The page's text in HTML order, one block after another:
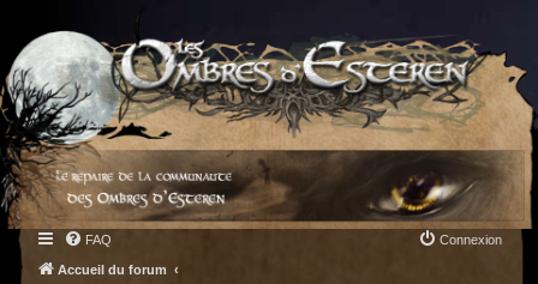
FAQ Connexion
Accueil du forum